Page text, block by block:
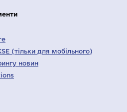
(тільки для мобільного)
новин